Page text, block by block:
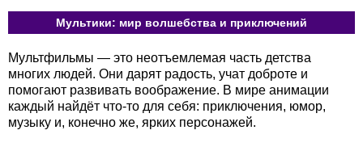
Мультики: мир волшебства и приключений
Мультфильмы — это неотъемлемая часть детства
многих людей. Они дарят радость, учат доброте и
помогают развивать воображение. В мире анимации
каждый найдёт что-то для себя: приключения, юмор,
музыку и, конечно же, ярких персонажей.